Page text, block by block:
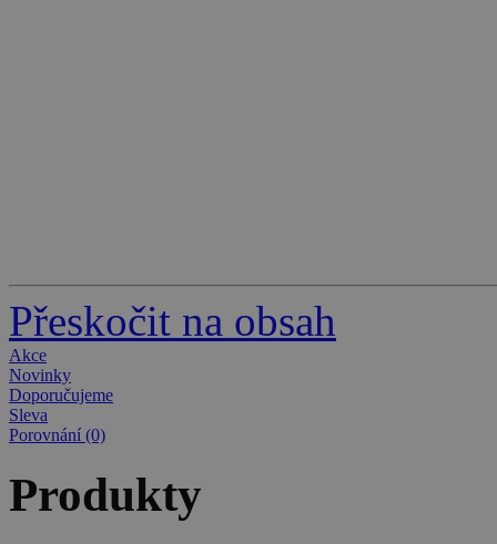
Přeskočit na obsah
Akce
Novinky
Doporučujeme
Sleva
Porovnání (0)
Produkty